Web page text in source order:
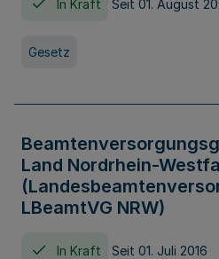
In Kraft Seit 01. August
Gesetz
Land Nordrhein-
LBeamtVG NRW)
In Kraft Seit 01. Juli 2016